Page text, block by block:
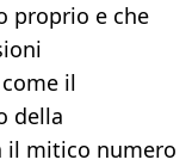
proprio e che
il
della
il mitico numero